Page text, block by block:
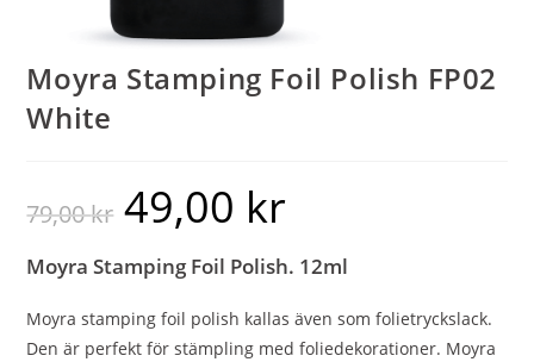
Moyra Stamping Foil Polish FP02
White
79,00kr 49,00 kr
Moyra Stamping Foil Polish. 12ml
Moyra stamping foil polish kallas även som folietryckslack.
Den är perfekt för stämpling med foliedekorationer. Moyra